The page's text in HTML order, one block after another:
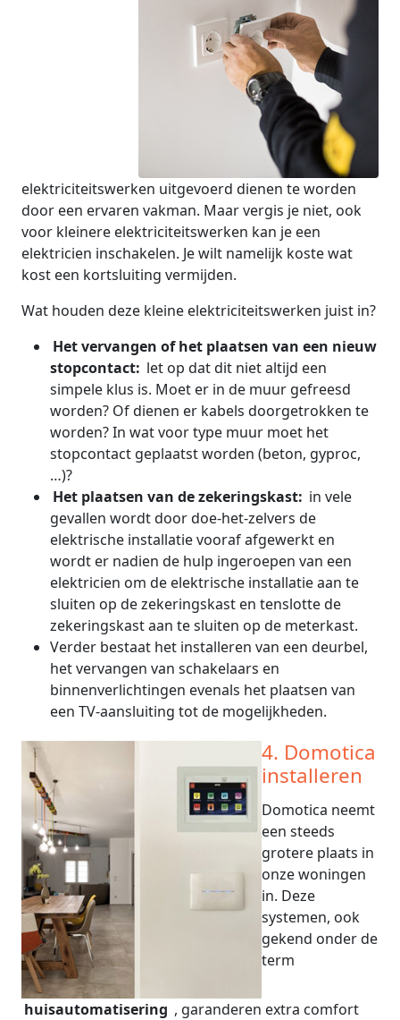
elektriciteitswerken uitgevoerd dienen te worden
door een ervaren vakman. Maar vergis je niet, ook
voor kleinere elektriciteitswerken kan je een
elektricien inschakelen. Je wilt namelijk koste wat
kost een kortsluiting vermijden.
Wat houden deze kleine elektriciteitswerken juist in?
Het vervangen of het plaatsen van een nieuw
stopcontact: let op dat dit niet altijd een
simpele klus is. Moet er in de muur gefreesd
worden? Of dienen er kabels doorgetrokken te
worden? In wat voor type muur moet het
stopcontact geplaatst worden (beton, gyproc,
…)?
Het plaatsen van de zekeringskast: in vele
gevallen wordt door doe-het-zelvers de
elektrische installatie vooraf afgewerkt en
wordt er nadien de hulp ingeroepen van een
elektricien om de elektrische installatie aan te
sluiten op de zekeringskast en tenslotte de
zekeringskast aan te sluiten op de meterkast.
Verder bestaat het installeren van een deurbel,
het vervangen van schakelaars en
binnenverlichtingen evenals het plaatsen van
een TV-aansluiting tot de mogelijkheden.
4. Domotica
installeren
Domotica neemt
een steeds
grotere plaats in
onze woningen
in. Deze
systemen, ook
gekend onder de
term
huisautomatisering , garanderen extra comfort